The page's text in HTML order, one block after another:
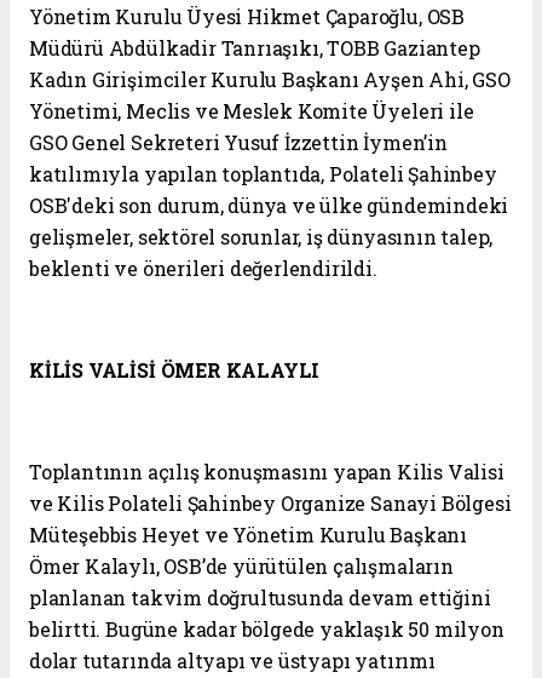
Yönetim Kurulu Üyesi Hikmet Çaparoğlu, OSB
Müdürü Abdülkadir Tanrıaşıkı, TOBB Gaziantep
Kadın Girişimciler Kurulu Başkanı Ayşen Ahi, GSO
Yönetimi, Meclis ve Meslek Komite Üyeleri ile
GSO Genel Sekreteri Yusuf İzzettin İymen’in
katılımıyla yapılan toplantıda, Polateli Şahinbey
OSB'deki son durum, dünya ve ülke gündemindeki
gelişmeler, sektörel sorunlar, iş dünyasının talep,
beklenti ve önerileri değerlendirildi.
KİLİS VALİSİ ÖMER KALAYLI
Toplantının açılış konuşmasını yapan Kilis Valisi
ve Kilis Polateli Şahinbey Organize Sanayi Bölgesi
Müteşebbis Heyet ve Yönetim Kurulu Başkanı
Ömer Kalaylı, OSB’de yürütülen çalışmaların
planlanan takvim doğrultusunda devam ettiğini
belirtti. Bugüne kadar bölgede yaklaşık 50 milyon
dolar tutarında altyapı ve üstyapı yatırımı